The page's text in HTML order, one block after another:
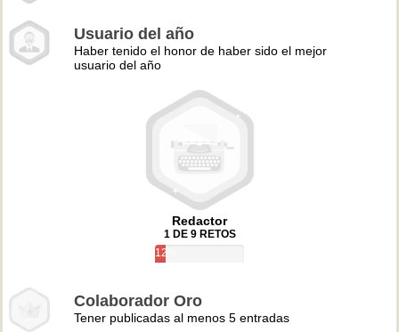
Usuario del año
Haber tenido el honor de haber sido el mejor
usuario del año
Redactor
1 DE 9 RETOS
12%
Colaborador Oro
Tener publicadas al menos 5 entradas